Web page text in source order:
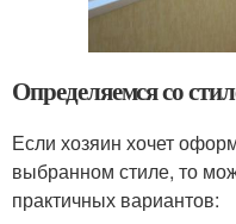
Определяемся со
Если хозяин хочет
выбранном стиле, то
практичных вариантов: